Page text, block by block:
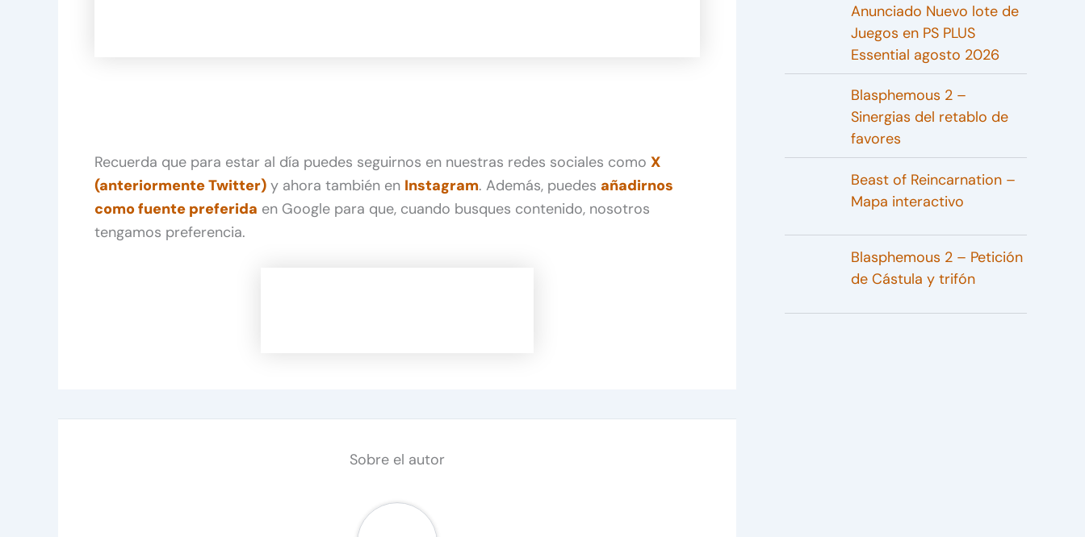
Recuerda que para estar al día puedes seguirnos en nuestras redes sociales como X
(anteriormente Twitter) y ahora también en Instagram. Además, puedes añadirnos
como fuente preferida en Google para que, cuando busques contenido, nosotros
tengamos preferencia.
Sobre el autor
Anunciado Nuevo lote de
Juegos en PS PLUS
Essential agosto 2026
Blasphemous 2 –
Sinergias del retablo de
favores
Beast of Reincarnation –
Mapa interactivo
Blasphemous 2 – Petición
de Cástula y trifón